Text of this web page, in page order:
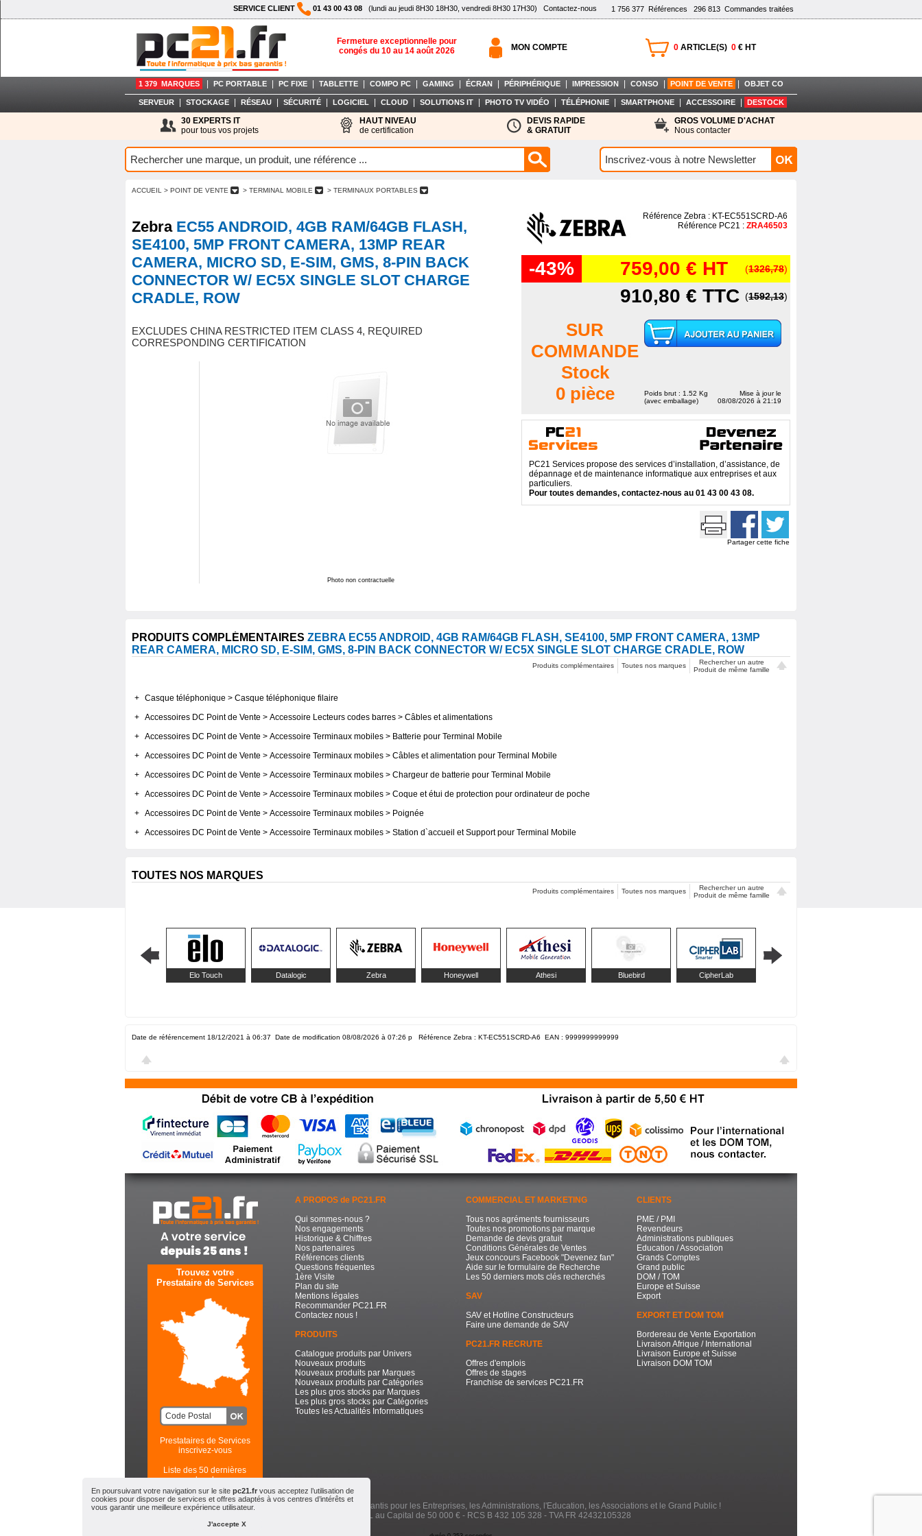
En poursuivant votre navigation sur le sitepc21.fr vous acceptez l’utilisation de
cookies pour disposer de services et offres adaptés à vos centres d’intérêts et
vous garantir une meilleure expérience utilisateur.
J'accepte X
1 756 377 Références 296 813 Commandes traitées
SERVICE CLIENT 01 43 00 43 08 (lundi au jeudi 8H30 18H30, vendredi 8H30 17H30) Contactez-nous
Fermeture exceptionnelle pour
congés du 10 au 14 août 2026
0 ARTICLE(S) 0 € HT
MON COMPTE
1 379 MARQUES PC PORTABLE PC FIXE TABLETTE COMPO PC GAMING ÉCRAN PÉRIPHÉRIQUE IMPRESSION CONSO POINT DE VENTE OBJET CO
SERVEUR STOCKAGE RÉSEAU SÉCURITÉ LOGICIEL CLOUD SOLUTIONS IT PHOTO TV VIDÉO TÉLÉPHONIE SMARTPHONE ACCESSOIRE DESTOCK
30 EXPERTS IT
pour tous vos projets
HAUT NIVEAU
de certification
DEVIS RAPIDE
& GRATUIT
GROS VOLUME D'ACHAT
Nous contacter
ACCUEIL > POINT DE VENTE > TERMINAL MOBILE > TERMINAUX PORTABLES
Zebra EC55 ANDROID, 4GB RAM/64GB FLASH,
SE4100, 5MP FRONT CAMERA, 13MP REAR
CAMERA, MICRO SD, E-SIM, GMS, 8-PIN BACK
CONNECTOR W/ EC5X SINGLE SLOT CHARGE
CRADLE, ROW
EXCLUDES CHINA RESTRICTED ITEM CLASS 4, REQUIRED
CORRESPONDING CERTIFICATION
Photo non contractuelle
Référence Zebra : KT-EC551SCRD-A6
Référence PC21 : ZRA46503
-43% 759,00 € HT (1326,78)
910,80 € TTC (1592,13)
SUR
COMMANDE
Stock
0 pièce
Poids brut : 1.52 Kg
(avec emballage)
Mise à jour le
08/08/2026 à 21:19
PC21 Services propose des services d’installation, d’assistance, de
dépannage et de maintenance informatique aux entreprises et aux
particuliers.
Pour toutes demandes, contactez-nous au 01 43 00 43 08.
Partager cette fiche
PRODUITS COMPLÉMENTAIRES ZEBRA EC55 ANDROID, 4GB RAM/64GB FLASH, SE4100, 5MP FRONT CAMERA, 13MP
REAR CAMERA, MICRO SD, E-SIM, GMS, 8-PIN BACK CONNECTOR W/ EC5X SINGLE SLOT CHARGE CRADLE, ROW
Produits complémentaires Toutes nos marques
Rechercher un autre
Produit de même famille
+ Casque téléphonique > Casque téléphonique filaire
+ Accessoires DC Point de Vente > Accessoire Lecteurs codes barres > Câbles et alimentations
+ Accessoires DC Point de Vente > Accessoire Terminaux mobiles > Batterie pour Terminal Mobile
+ Accessoires DC Point de Vente > Accessoire Terminaux mobiles > Câbles et alimentation pour Terminal Mobile
+ Accessoires DC Point de Vente > Accessoire Terminaux mobiles > Chargeur de batterie pour Terminal Mobile
+ Accessoires DC Point de Vente > Accessoire Terminaux mobiles > Coque et étui de protection pour ordinateur de poche
+ Accessoires DC Point de Vente > Accessoire Terminaux mobiles > Poignée
+ Accessoires DC Point de Vente > Accessoire Terminaux mobiles > Station d`accueil et Support pour Terminal Mobile
TOUTES NOS MARQUES
Produits complémentaires Toutes nos marques
Rechercher un autre
Produit de même famille
Elo Touch Datalogic Zebra Honeywell Athesi Bluebird CipherLab
Date de référencement 18/12/2021 à 06:37 Date de modification 08/08/2026 à 07:26 p Référence Zebra : KT-EC551SCRD-A6 EAN : 9999999999999
Trouvez votre
Prestataire de Services
Prestataires de Services
inscrivez-vous
Liste des 50 dernières
recherches
A PROPOS de PC21.FR
Qui sommes-nous ?
Nos engagements
Historique & Chiffres
Nos partenaires
Références clients
Questions fréquentes
1ère Visite
Plan du site
Mentions légales
Recommander PC21.FR
Contactez nous !
PRODUITS
Catalogue produits par Univers
Nouveaux produits
Nouveaux produits par Marques
Nouveaux produits par Catégories
Les plus gros stocks par Marques
Les plus gros stocks par Catégories
Toutes les Actualités Informatiques
COMMERCIAL ET MARKETING
Tous nos agréments fournisseurs
Toutes nos promotions par marque
Demande de devis gratuit
Conditions Générales de Ventes
Jeux concours Facebook "Devenez fan"
Aide sur le formulaire de Recherche
Les 50 derniers mots clés recherchés
SAV
SAV et Hotline Constructeurs
Faire une demande de SAV
PC21.FR RECRUTE
Offres d'emplois
Offres de stages
Franchise de services PC21.FR
CLIENTS
PME / PMI
Revendeurs
Administrations publiques
Education / Association
Grands Comptes
Grand public
DOM / TOM
Europe et Suisse
Export
EXPORT ET DOM TOM
Bordereau de Vente Exportation
Livraison Afrique / International
Livraison Europe et Suisse
Livraison DOM TOM
PC21.FR - Toute l'Informatique à Prix Bas Garantis pour les Entreprises, les Administrations, l'Education, les Associations et le Grand Public !
© 2000 / 2026 - SARL au Capital de 50 000 € - RCS B 432 105 328 - TVA FR 42432105328